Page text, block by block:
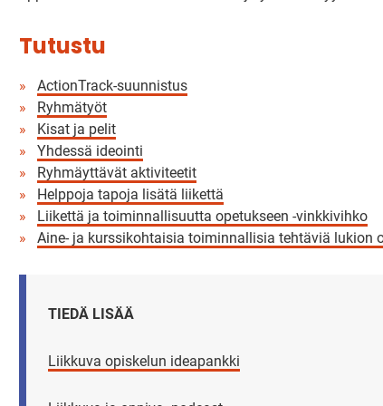
Tutustu
ActionTrack-suunnistus
Ryhmätyöt
Kisat ja pelit
Yhdessä ideointi
Ryhmäyttävät aktiviteetit
Helppoja tapoja lisätä liikettä
Liikettä ja toiminnallisuutta opetukseen -vinkkivihko
Aine- ja kurssikohtaisia toiminnallisia tehtäviä lukion
TIEDÄ LISÄÄ
Liikkuva opiskelun ideapankki